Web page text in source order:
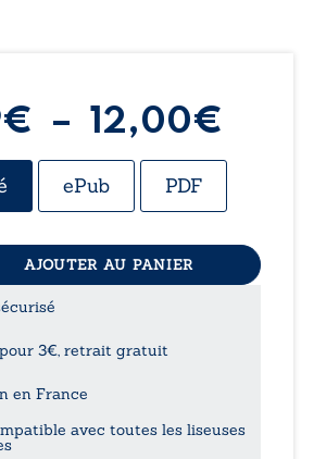
€ – 12,00€
de
ePub PDF
AJOUTER AU PANIER
3€, retrait gratuit
en France
avec toutes les liseuses